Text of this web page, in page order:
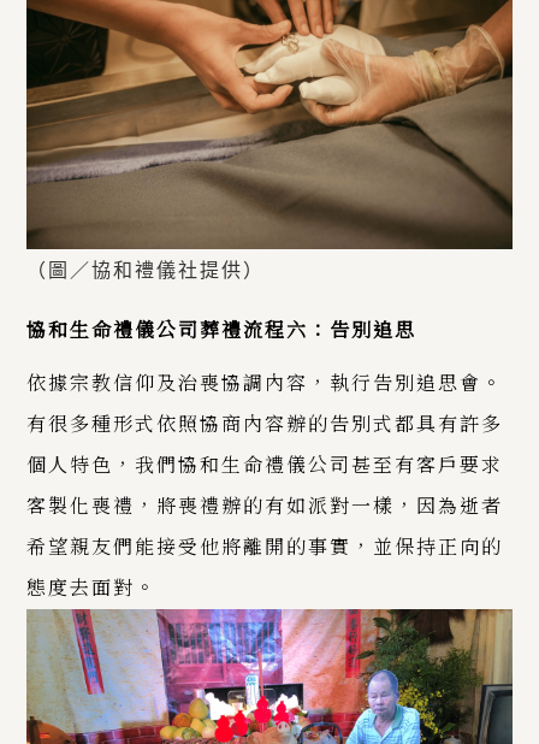
（圖／協和禮儀社提供）
協和生命禮儀公司葬禮流程六：告別追思
依據宗教信仰及治喪協調內容，執行告別追思會。
有很多種形式依照協商內容辦的告別式都具有許多
個人特色，我們協和生命禮儀公司甚至有客戶要求
客製化喪禮，將喪禮辦的有如派對一樣，因為逝者
希望親友們能接受他將離開的事實，並保持正向的
態度去面對。